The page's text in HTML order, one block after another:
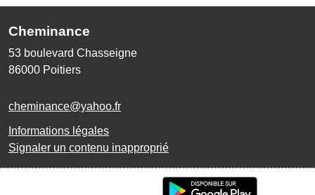
Cheminance
53 boulevard Chasseigne
86000 Poitiers
cheminance@yahoo.fr
Informations légales
Signaler un contenu inapproprié